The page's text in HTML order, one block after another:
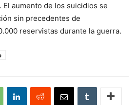
aumento de los suicidios se
sin precedentes de
reservistas durante la guerra.